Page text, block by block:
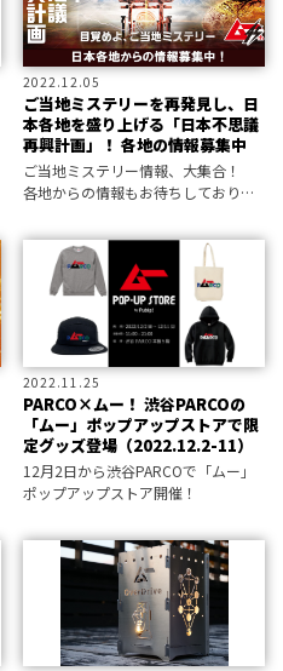
2022.12.05
ご当地ミステリーを再発見し、日
本各地を盛り上げる「日本不思議
再興計画」！ 各地の情報募集中
ご当地ミステリー情報、大集合！
各地からの情報もお待ちしておりま
2022.11.25
PARCO×ムー！ 渋谷PARCOの
「ムー」ポップアップストアで限
定グッズ登場（2022.12.2-11）
12月2日から渋谷PARCOで「ムー」
ポップアップストア開催！